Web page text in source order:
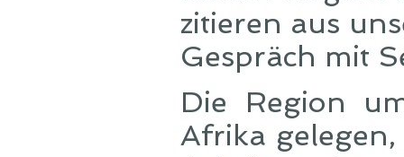
zitieren aus
Gespräch mit
Die Region
Afrika